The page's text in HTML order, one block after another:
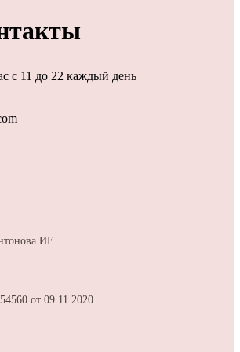
с 11 до 22 каждый день
ИЕ
от 09.11.2020